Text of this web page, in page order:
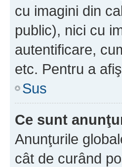
cu imagini din
public), nici cu
autentificare,
etc. Pentru a
Sus
Ce sunt
Anunţurile
cât de curând